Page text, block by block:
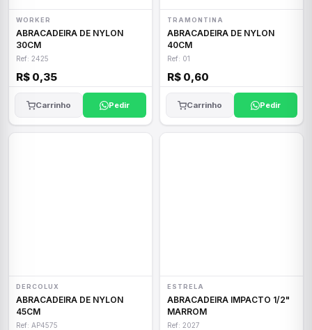
WORKER
ABRACADEIRA DE NYLON
30CM
Ref: 2425
R$ 0,35
Carrinho Pedir
TRAMONTINA
ABRACADEIRA DE NYLON
40CM
Ref: 01
R$ 0,60
Carrinho Pedir
DERCOLUX
ABRACADEIRA DE NYLON
45CM
Ref: AP4575
ESTRELA
ABRACADEIRA IMPACTO 1/2"
MARROM
Ref: 2027